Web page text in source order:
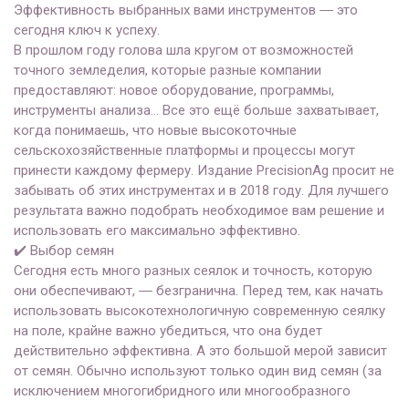
Эффективность выбранных вами инструментов ― это
сегодня ключ к успеху.
В прошлом году голова шла кругом от возможностей
точного земледелия, которые разные компании
предоставляют: новое оборудование, программы,
инструменты анализа… Все это ещё больше захватывает,
когда понимаешь, что новые высокоточные
сельскохозяйственные платформы и процессы могут
принести каждому фермеру. Издание PrecisionAg просит не
забывать об этих инструментах и в 2018 году. Для лучшего
результата важно подобрать необходимое вам решение и
использовать его максимально эффективно.
✔️ Выбор семян
Сегодня есть много разных сеялок и точность, которую
они обеспечивают, ― безгранична. Перед тем, как начать
использовать высокотехнологичную современную сеялку
на поле, крайне важно убедиться, что она будет
действительно эффективна. А это большой мерой зависит
от семян. Обычно используют только один вид семян (за
исключением многогибридного или многообразного